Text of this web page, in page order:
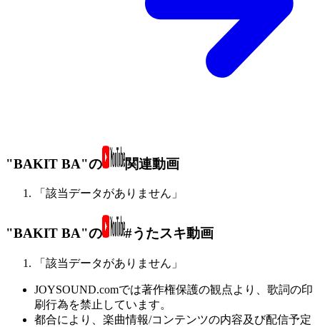
"BAKIT BA"の 関連動画
「該当データがありません」
"BAKIT BA"の #うたスキ動画
「該当データがありません」
JOYSOUND.comでは著作権保護の観点より、歌詞の印
刷行為を禁止しています。
都合により、楽曲情報/コンテンツの内容及び配信予定